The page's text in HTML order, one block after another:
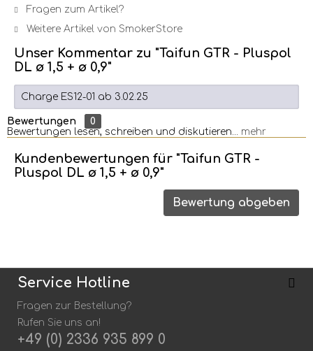
Fragen zum Artikel?
Weitere Artikel von SmokerStore
Unser Kommentar zu "Taifun GTR - Pluspol
DL ø 1,5 + ø 0,9"
Charge ES12-01 ab 3.02.25
Bewertungen
0
Bewertungen lesen, schreiben und diskutieren...
mehr
Kundenbewertungen für "Taifun GTR -
Pluspol DL ø 1,5 + ø 0,9"
freigeschaltet.
Bewertung abgeben
Service Hotline
Fragen zur Bestellung?
Rufen Sie uns an!
+49 (0) 2336 935 899 0